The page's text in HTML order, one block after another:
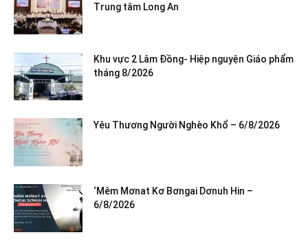
Trung tâm Long An
Khu vực 2 Lâm Đồng- Hiệp nguyện Giáo phẩm
tháng 8/2026
Yêu Thương Người Nghèo Khổ – 6/8/2026
‘Mêm Mơnat Kơ Bơngai Dơnuh Hin –
6/8/2026